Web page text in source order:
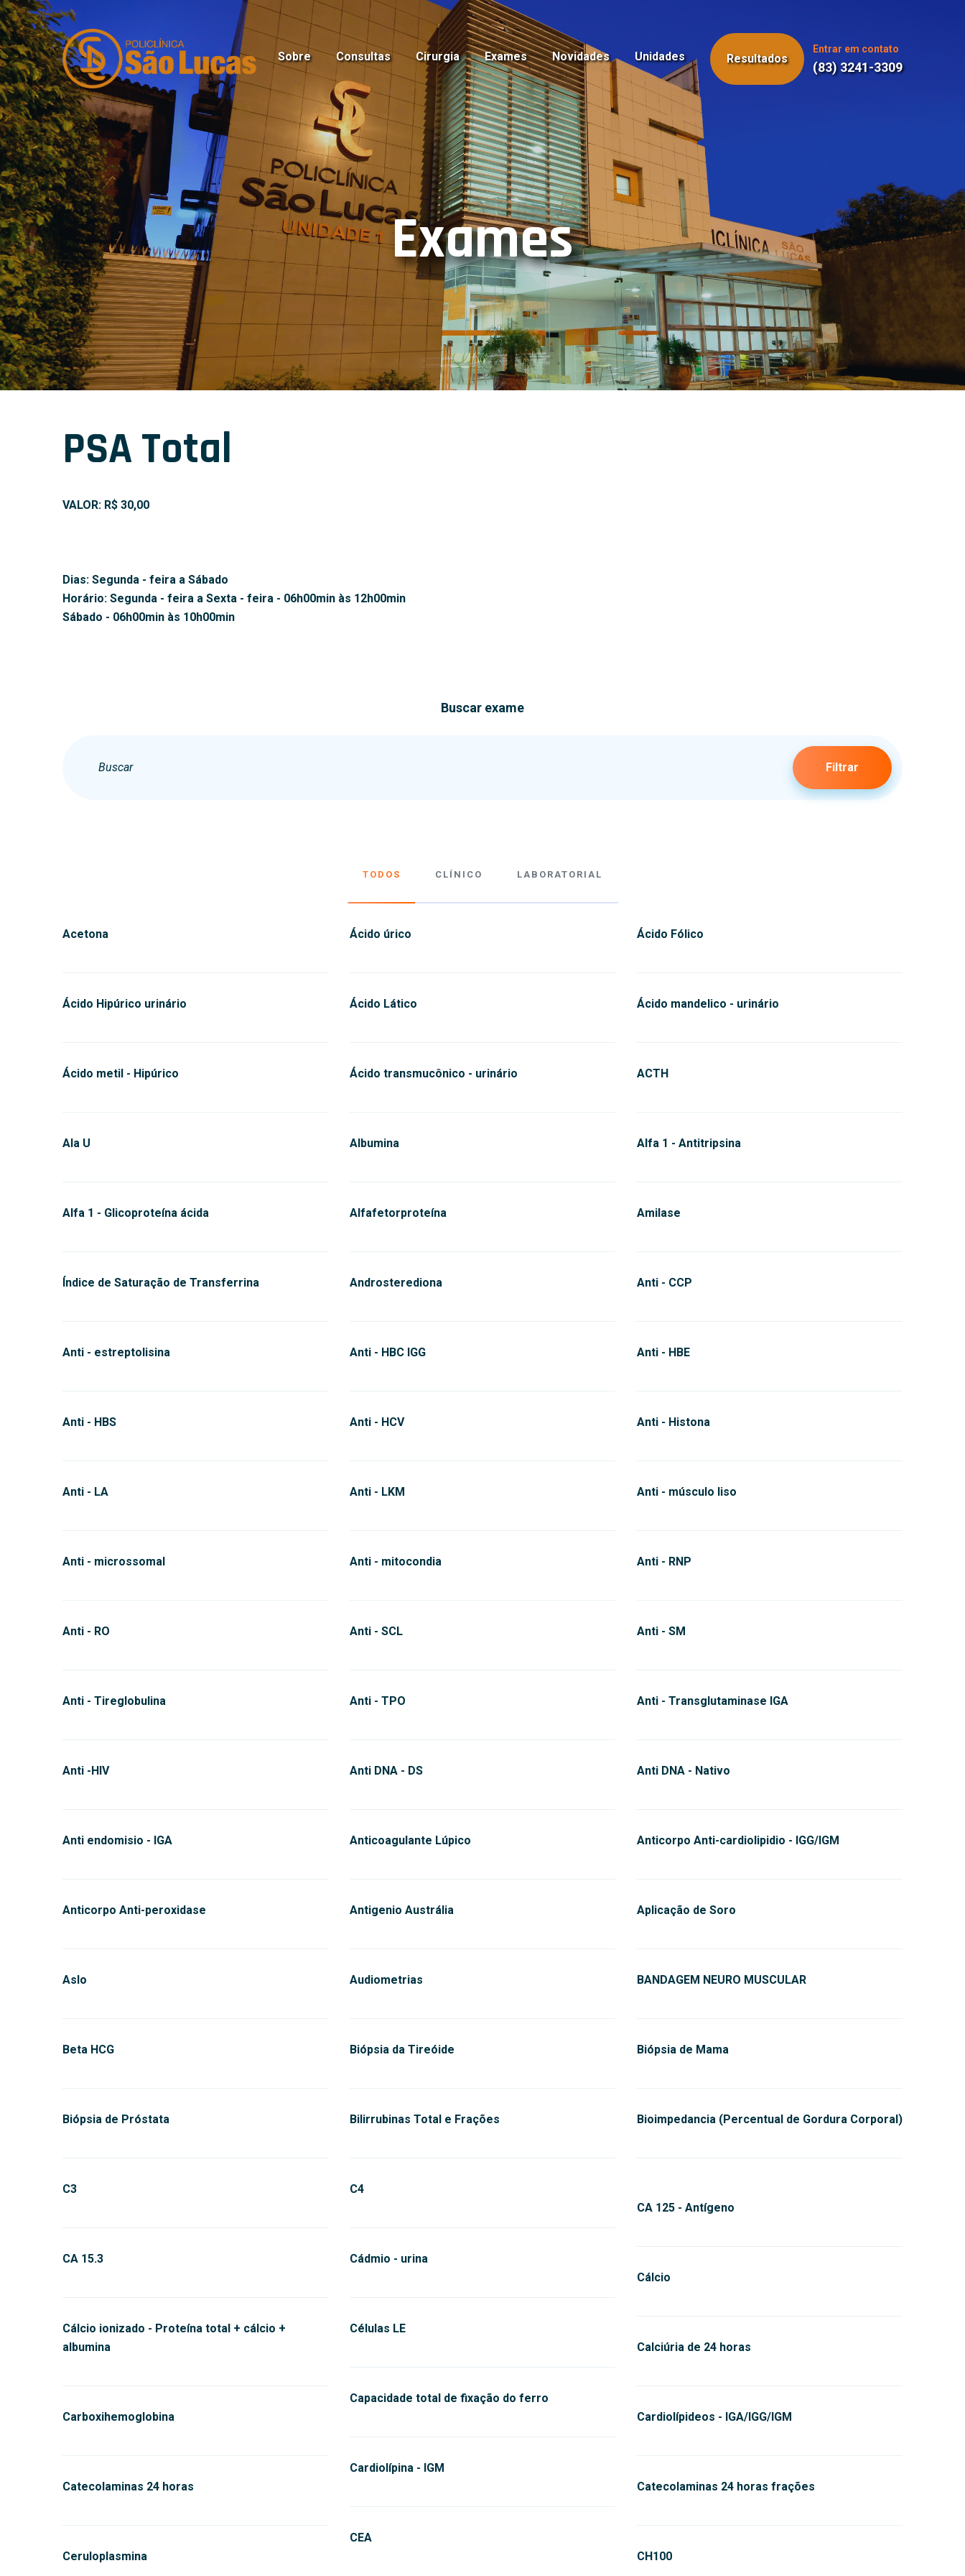
Sobre Consultas Cirurgia Exames Novidades Unidades Resultados
Entrar em contato
(83) 3241-3309
Exames
PSA Total
VALOR: R$ 30,00
Dias: Segunda - feira a Sábado
Horário: Segunda - feira a Sexta - feira - 06h00min às 12h00min
Sábado - 06h00min às 10h00min
Buscar exame
Filtrar
TODOS CLÍNICO LABORATORIAL
Acetona Ácido úrico Ácido Fólico
Ácido Hipúrico urinário Ácido Lático Ácido mandelico - urinário
Ácido metil - Hipúrico Ácido transmucônico - urinário ACTH
Ala U Albumina Alfa 1 - Antitripsina
Alfa 1 - Glicoproteína ácida Alfafetorproteína Amilase
Índice de Saturação de Transferrina Androsterediona Anti - CCP
Anti - estreptolisina Anti - HBC IGG Anti - HBE
Anti - HBS Anti - HCV Anti - Histona
Anti - LA Anti - LKM Anti - músculo liso
Anti - microssomal Anti - mitocondia Anti - RNP
Anti - RO Anti - SCL Anti - SM
Anti - Tireglobulina Anti - TPO Anti - Transglutaminase IGA
Anti -HIV Anti DNA - DS Anti DNA - Nativo
Anti endomisio - IGA Anticoagulante Lúpico Anticorpo Anti-cardiolipidio - IGG/IGM
Anticorpo Anti-peroxidase Antigenio Austrália Aplicação de Soro
Aslo Audiometrias BANDAGEM NEURO MUSCULAR
Beta HCG Biópsia da Tireóide Biópsia de Mama
Biópsia de Próstata Bilirrubinas Total e Frações Bioimpedancia (Percentual de Gordura Corporal)
C3
C4
CA 125 - Antígeno
CA 15.3
Cádmio - urina
Cálcio
Cálcio ionizado - Proteína total + cálcio +
albumina
Células LE
Calciúria de 24 horas
Capacidade total de fixação do ferro
Carboxihemoglobina
Cardiolípideos - IGA/IGG/IGM
Cardiolípina - IGM
Catecolaminas 24 horas
Catecolaminas 24 horas frações
CEA
Ceruloplasmina
CH100